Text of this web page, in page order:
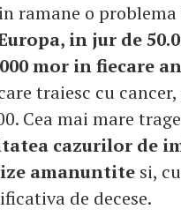
ramane o
in jur de
mor in fiecare
traiesc cu
Cea mai mare
cazurilor de
amanuntite si,
de decese.